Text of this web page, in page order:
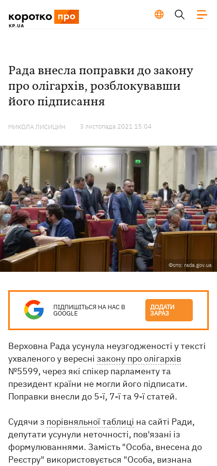
Рада внесла поправки до закону
про олігархів, розблокувавши
його підписання
МИКОЛА ЛИСИЦИН 3 листопада 2021 15:04
Фото: rada.gov.ua
ПІДПИШІТЬСЯ НА НАС В
GOOGLE
ДОДАТИ
ЗАРАЗ
Верховна Рада усунула неузгодженості у тексті
ухваленого у вереснізакону про олігархів
№5599, через які спікер парламенту та
президент країни не могли його підписати.
Поправки внесли до 5-ї, 7-ї та 9-ї статей.
Судячи з порівняльної таблиці на сайті Ради,
депутати усунули неточності, пов'язані із
формулюваннями. Замість "Особа, внесена до
Реєстру" використовується "Особа, визнана